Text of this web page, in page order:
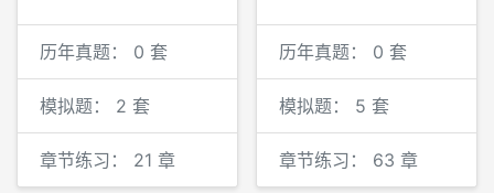
历年真题： 0 套
模拟题： 2 套
章节练习： 21 章
历年真题： 0 套
模拟题： 5 套
章节练习： 63 章